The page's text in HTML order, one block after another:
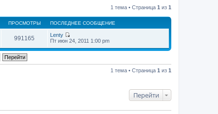
1 тема • Страница 1 из 1
ПРОСМОТРЫ ПОСЛЕДНЕЕ СООБЩЕНИЕ
991165
Lenty
П
р
й
е
Пт июн 24, 2011 1:00 pm
1 тема • Страница 1 из 1
Перейти